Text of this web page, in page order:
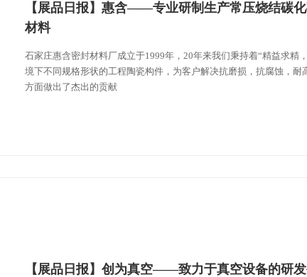
【展品日报】惠含——专业研制生产常压烧结碳
材料
石家庄惠含密封材料厂成立于1999年，20年来我们秉持着“精益求精
境下不同规格形状的工程陶瓷构件，为客户解决抗磨损，抗腐蚀，
方面做出了杰出的贡献
【展品日报】创为真空——致力于真空设备的研